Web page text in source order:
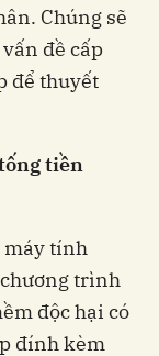
Chúng sẽ
đề cấp
để thuyết
tiền
máy tính
trình
độc hại có
đính kèm